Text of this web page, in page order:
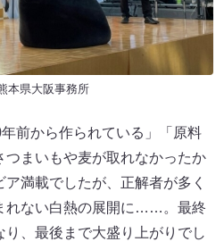
県大阪事務所
前から作られている」「原料
つまいもや麦が取れなかったか
満載でしたが、正解者が多く
れない白熱の展開に……。最終
、最後まで大盛り上がりでし